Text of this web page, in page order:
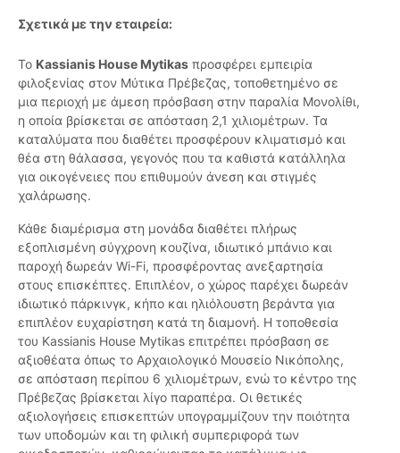
Σχετικά με την εταιρεία:
Το Kassianis House Mytikas προσφέρει εμπειρία
φιλοξενίας στον Μύτικα Πρέβεζας, τοποθετημένο σε
μια περιοχή με άμεση πρόσβαση στην παραλία Μονολίθι,
η οποία βρίσκεται σε απόσταση 2,1 χιλιομέτρων. Τα
καταλύματα που διαθέτει προσφέρουν κλιματισμό και
θέα στη θάλασσα, γεγονός που τα καθιστά κατάλληλα
για οικογένειες που επιθυμούν άνεση και στιγμές
χαλάρωσης.
Κάθε διαμέρισμα στη μονάδα διαθέτει πλήρως
εξοπλισμένη σύγχρονη κουζίνα, ιδιωτικό μπάνιο και
παροχή δωρεάν Wi-Fi, προσφέροντας ανεξαρτησία
στους επισκέπτες. Επιπλέον, ο χώρος παρέχει δωρεάν
ιδιωτικό πάρκινγκ, κήπο και ηλιόλουστη βεράντα για
επιπλέον ευχαρίστηση κατά τη διαμονή. Η τοποθεσία
του Kassianis House Mytikas επιτρέπει πρόσβαση σε
αξιοθέατα όπως το Αρχαιολογικό Μουσείο Νικόπολης,
σε απόσταση περίπου 6 χιλιομέτρων, ενώ το κέντρο της
Πρέβεζας βρίσκεται λίγο παραπέρα. Οι θετικές
αξιολογήσεις επισκεπτών υπογραμμίζουν την ποιότητα
των υποδομών και τη φιλική συμπεριφορά των